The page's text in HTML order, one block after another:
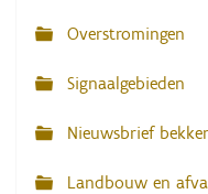
Overstromingen
Signaalgebieden
Nieuwsbrief
Landbouw en